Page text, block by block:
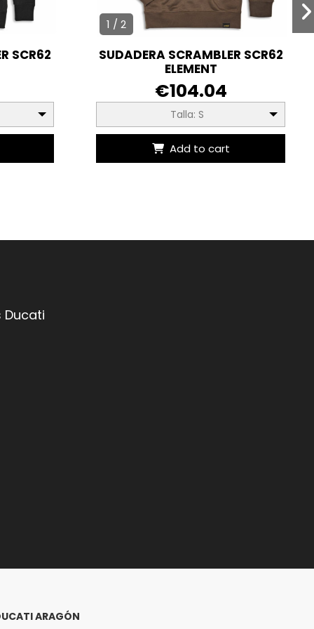
SCR62
1 / 2
SUDADERA SCRAMBLER SCR62
ELEMENT
€104.04
Talla: S
Add to cart
ARAGÓN